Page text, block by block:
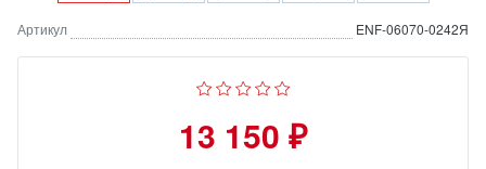
Артикул ENF-06070-0242Я
13 150 ₽